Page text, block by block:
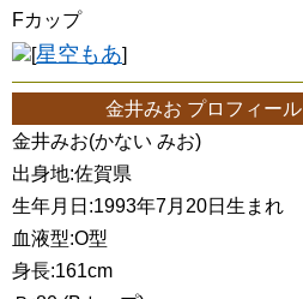
Fカップ
[星空もあ]
金井みお プロフィール
金井みお(かない みお)
出身地:佐賀県
生年月日:1993年7月20日生まれ
血液型:O型
身長:161cm